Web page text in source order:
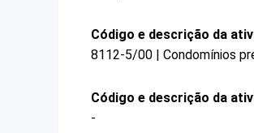
Código e descrição da
8112-5/00 | Condomínios
Código e descrição da
-